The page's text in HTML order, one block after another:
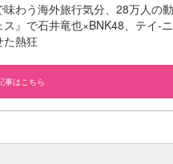
味わう海外旅行気分、28万人の
ス』で石井竜也×BNK48、テイ-
た熱狂
事はこちら